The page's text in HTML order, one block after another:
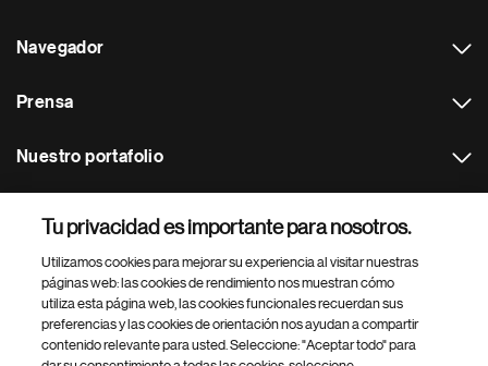
Navegador
Prensa
Nuestro portafolio
Footer Site Search
Tu privacidad es importante para nosotros.
Utilizamos cookies para mejorar su experiencia al visitar nuestras
páginas web: las cookies de rendimiento nos muestran cómo
utiliza esta página web, las cookies funcionales recuerdan sus
preferencias y las cookies de orientación nos ayudan a compartir
contenido relevante para usted. Seleccione: "Aceptar todo" para